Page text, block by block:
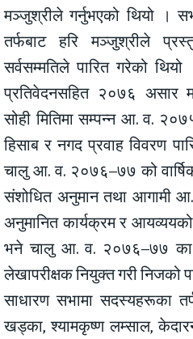
मञ्जुश्रीले गर्नुभएको थियो ।
तर्फबाट हरि मञ्जुश्रीले
सर्वसम्मतिले पारित गरेको
प्रतिवेदनसहित २०७६ असार
सोही मितिमा सम्पन्न आ. व.
हिसाब र नगद प्रवाह विवरण
चालु आ. व. २०७६–७७ को
संशोधित अनुमान तथा आगामी
अनुमानित कार्यक्रम र आयव्ययको
भने चालु आ. व. २०७६–७७ का
लेखापरीक्षक नियुक्त गरी निजको
साधारण सभामा सदस्यहरूका
खड्का, श्यामकृष्ण लम्साल,